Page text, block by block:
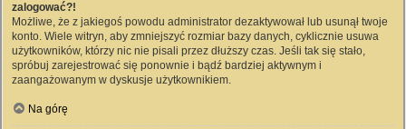
zalogować?!
Możliwe, że z jakiegoś powodu administrator dezaktywował lub usunął twoje
konto. Wiele witryn, aby zmniejszyć rozmiar bazy danych, cyklicznie usuwa
użytkowników, którzy nic nie pisali przez dłuższy czas. Jeśli tak się stało,
spróbuj zarejestrować się ponownie i bądź bardziej aktywnym i
zaangażowanym w dyskusje użytkownikiem.
Na górę